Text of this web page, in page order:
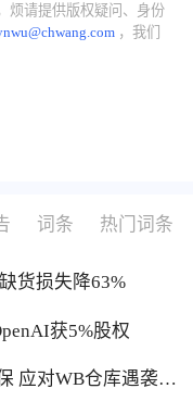
烦请提供版权疑问、身份
，我们
词条 热门词条
货损失降63%
获5%股权
应对WB仓库遇袭卖